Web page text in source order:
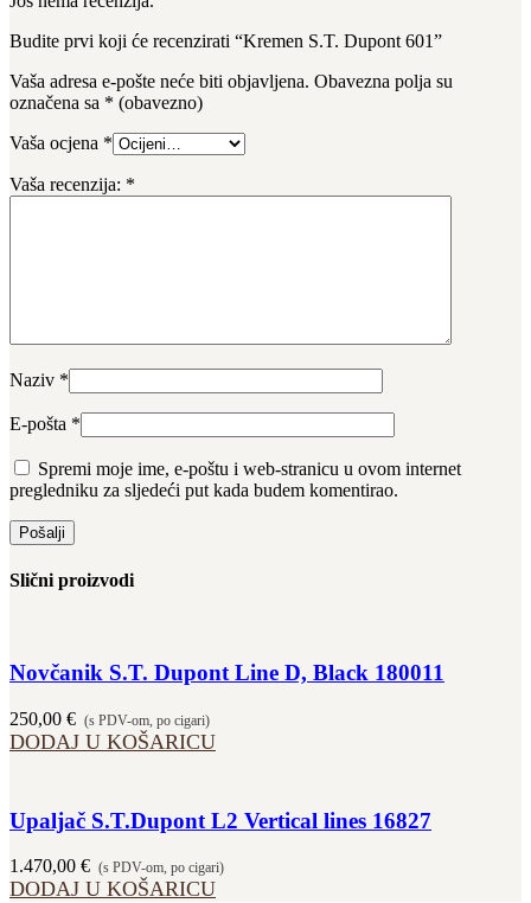
Budite prvi koji će recenzirati “Kremen S.T. Dupont 601”
Vaša adresa e-pošte neće biti objavljena. Obavezna polja su
označena sa * (obavezno)
Vaša ocjena *
Vaša recenzija: *
Naziv *
E-pošta *
Spremi moje ime, e-poštu i web-stranicu u ovom internet
pregledniku za sljedeći put kada budem komentirao.
Slični proizvodi
Novčanik S.T. Dupont Line D, Black 180011
250,00 € (s PDV-om, po cigari)
DODAJ U KOŠARICU
Upaljač S.T.Dupont L2 Vertical lines 16827
1.470,00 € (s PDV-om, po cigari)
DODAJ U KOŠARICU